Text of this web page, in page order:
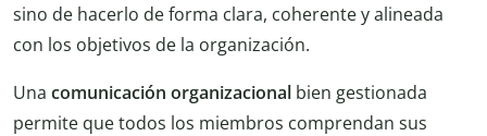
sino de hacerlo de forma clara, coherente y alineada
con los objetivos de la organización.
Una comunicación organizacional bien gestionada
permite que todos los miembros comprendan sus